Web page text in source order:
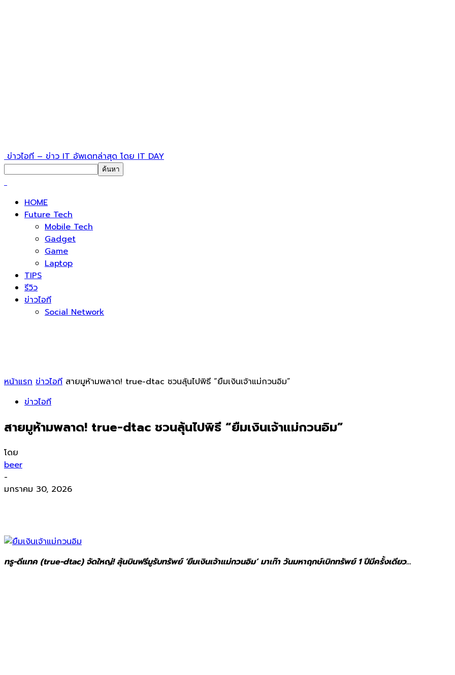
ข่าวไอที – ข่าว IT อัพเดทล่าสุด โดย IT DAY
HOME
Future Tech
Mobile Tech
Gadget
Game
Laptop
TIPS
รีวิว
ข่าวไอที
Social Network
หน้าแรก ข่าวไอที สายมูห้ามพลาด! true-dtac ชวนลุ้นไปพิธี “ยืมเงินเจ้าแม่กวนอิม”
ข่าวไอที
สายมูห้ามพลาด! true-dtac ชวนลุ้นไปพิธี “ยืมเงินเจ้าแม่กวนอิม”
โดย
beer
-
มกราคม 30, 2026
ทรู-ดีแทค (true-dtac) จัดใหญ่! ลุ้นบินฟรีมูรับทรัพย์ ‘ยืมเงินเจ้าแม่กวนอิม’ มาเก๊า วันมหาฤกษ์เบิกทรัพย์ 1 ปีมีครั้งเดียว…